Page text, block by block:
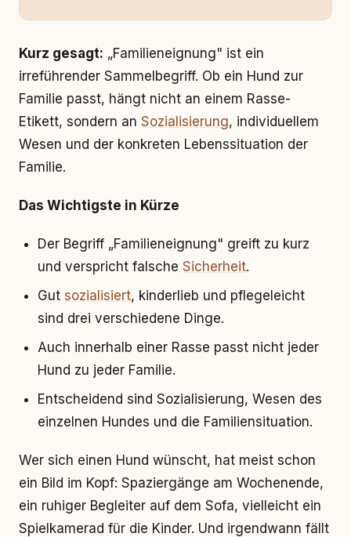
Kurz gesagt: „Familieneignung" ist ein
irreführender Sammelbegriff. Ob ein Hund zur
Familie passt, hängt nicht an einem Rasse-
Etikett, sondern an Sozialisierung, individuellem
Wesen und der konkreten Lebenssituation der
Familie.
Das Wichtigste in Kürze
Der Begriff „Familieneignung" greift zu kurz
und verspricht falsche Sicherheit.
Gut sozialisiert, kinderlieb und pflegeleicht
sind drei verschiedene Dinge.
Auch innerhalb einer Rasse passt nicht jeder
Hund zu jeder Familie.
Entscheidend sind Sozialisierung, Wesen des
einzelnen Hundes und die Familiensituation.
Wer sich einen Hund wünscht, hat meist schon
ein Bild im Kopf: Spaziergänge am Wochenende,
ein ruhiger Begleiter auf dem Sofa, vielleicht ein
Spielkamerad für die Kinder. Und irgendwann fällt